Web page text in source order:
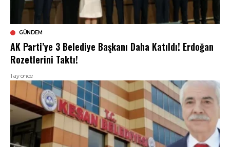
GÜNDEM
AK Parti’ye 3 Belediye Başkanı Daha Katıldı! Erdoğan
Rozetlerini Taktı!
1 ay önce